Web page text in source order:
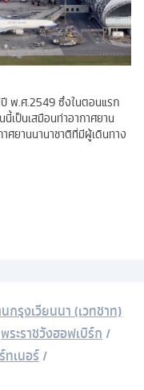
ปี พ.ศ.2549 ซึ่งในตอนแรก
นี้เป็นเสมือนท่าอากาศยาน
ศยานนานาชาติที่มีผู้เดินทาง
กรุงเวียนนา (เวทชาท)
พระราชวังฮอฟเบิร์ก /
ทเนอร์/